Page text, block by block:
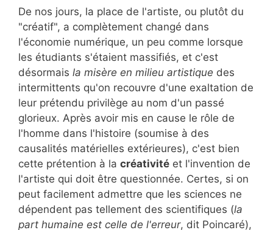
De nos jours, la place de l'artiste, ou plutôt du
"créatif", a complètement changé dans
l'économie numérique, un peu comme lorsque
les étudiants s'étaient massifiés, et c'est
désormais la misère en milieu artistique des
intermittents qu'on recouvre d'une exaltation de
leur prétendu privilège au nom d'un passé
glorieux. Après avoir mis en cause le rôle de
l'homme dans l'histoire (soumise à des
causalités matérielles extérieures), c'est bien
cette prétention à la créativité et l'invention de
l'artiste qui doit être questionnée. Certes, si on
peut facilement admettre que les sciences ne
dépendent pas tellement des scientifiques (la
part humaine est celle de l'erreur, dit Poincaré),